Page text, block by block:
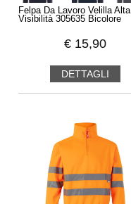
Felpa Da Lavoro Velilla Alta
Visibilità 305635 Bicolore
€ 15,90
DETTAGLI